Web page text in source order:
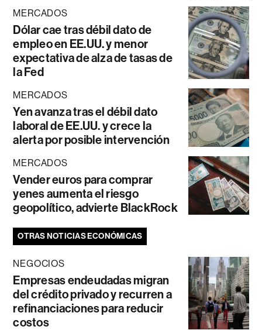
MERCADOS
Dólar cae tras débil dato de
empleo en EE.UU. y menor
expectativa de alza de tasas de
la Fed
MERCADOS
Yen avanza tras el débil dato
laboral de EE.UU. y crece la
alerta por posible intervención
MERCADOS
Vender euros para comprar
yenes aumenta el riesgo
geopolítico, advierte BlackRock
OTRAS NOTICIAS ECONÓMICAS
NEGOCIOS
Empresas endeudadas migran
del crédito privado y recurren a
refinanciaciones para reducir
costos